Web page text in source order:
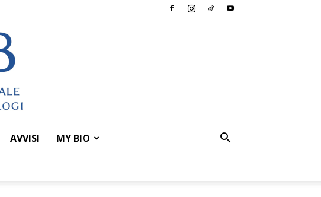
AVVISI MY BIO